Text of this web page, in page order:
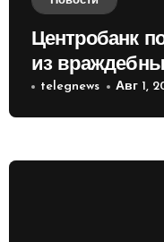
Центробанк
из
приобретать
telegnews Авг 1,